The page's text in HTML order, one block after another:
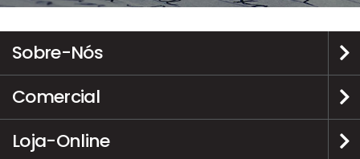
Sobre-Nós
Comercial
Loja-Online